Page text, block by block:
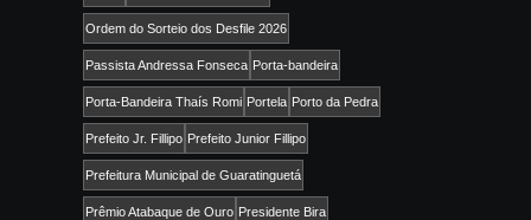
Ordem do Sorteio dos Desfile 2026
Passista Andressa Fonseca Porta-bandeira
Porta-Bandeira Thaís Romi Portela Porto da Pedra
Prefeito Jr. Fillipo Prefeito Junior Fillipo
Prefeitura Municipal de Guaratinguetá
Prêmio Atabaque de Ouro Presidente Bira